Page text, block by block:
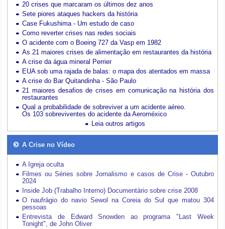
20 crises que marcaram os últimos dez anos
Sete piores ataques hackers da história
Case Fukushima - Um estudo de caso
Como reverter crises nas redes sociais
O acidente com o Boeing 727 da Vasp em 1982
As 21 maiores crises de alimentação em restaurantes da história
A crise da água mineral Perrier
EUA sob uma rajada de balas: o mapa dos atentados em massa
A crise do Bar Quitandinha - São Paulo
21 maiores desafios de crises em comunicação na história dos
restaurantes
Qual a probabilidade de sobreviver a um acidente aéreo.
Os 103 sobreviventes do acidente da Aeroméxico
Leia outros artigos
A Crise no Vídeo
A Igreja oculta
Filmes ou Séries sobre Jornalismo e casos de Crise - Outubro
2024
Inside Job (Trabalho Interno) Documentário sobre crise 2008
O naufrágio do navio Sewol na Coreia do Sul que matou 304
pessoas
Entrevista de Edward Snowden ao programa "Last Week
Tonight", de John Oliver